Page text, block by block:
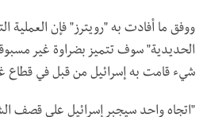
ووفق ما أفادت به "رويترز" فإن العملية
الحديدية" سوف تتميز بضراوة غير
شيء قامت به إسرائيل من قبل في قطاع
"اتجاه واحد سيجبر إسرائيل على قصف